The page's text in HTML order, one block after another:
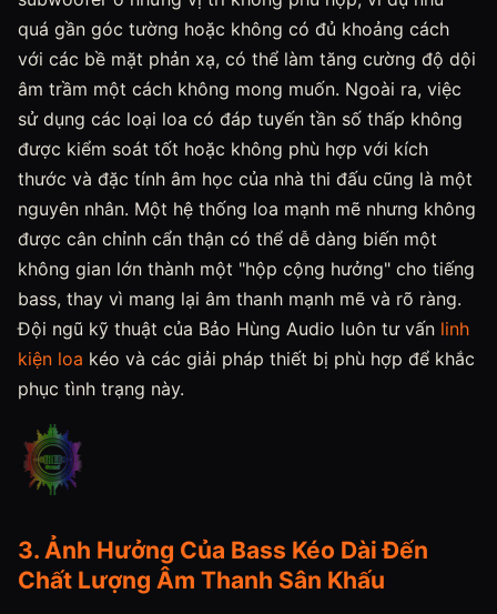
quá gần góc tường hoặc không có đủ khoảng cách
với các bề mặt phản xạ, có thể làm tăng cường độ dội
âm trầm một cách không mong muốn. Ngoài ra, việc
sử dụng các loại loa có đáp tuyến tần số thấp không
được kiểm soát tốt hoặc không phù hợp với kích
thước và đặc tính âm học của nhà thi đấu cũng là một
nguyên nhân. Một hệ thống loa mạnh mẽ nhưng không
được cân chỉnh cẩn thận có thể dễ dàng biến một
không gian lớn thành một "hộp cộng hưởng" cho tiếng
bass, thay vì mang lại âm thanh mạnh mẽ và rõ ràng.
Đội ngũ kỹ thuật của Bảo Hùng Audio luôn tư vấn linh
kiện loa kéo và các giải pháp thiết bị phù hợp để khắc
phục tình trạng này.
3. Ảnh Hưởng Của Bass Kéo Dài Đến
Chất Lượng Âm Thanh Sân Khấu